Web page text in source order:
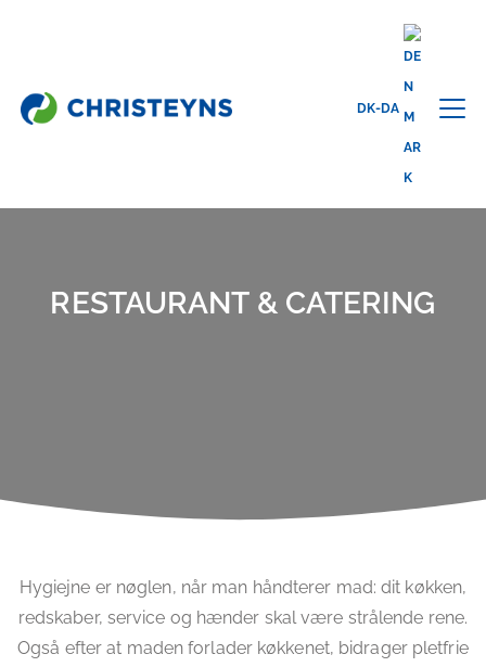
DK-DA
Home Industrier Professionel rengøring
catering
RESTAURANT & CATERING
Hygiejne er nøglen, når man håndterer mad: dit køkken,
redskaber, service og hænder skal være strålende rene.
Også efter at maden forlader køkkenet, bidrager pletfrie